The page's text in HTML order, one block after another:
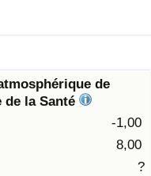
de
de la Santé
-1,00
8,00
?